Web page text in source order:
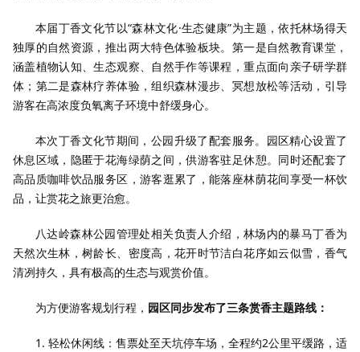
本届丁香文化节以“森林文化·生态健康”为主题，依托林场得天
独厚的自然资源，推出两大特色体验板块。第一是自然教育课堂，
涵盖植物认知、生态观察、自然手作等课程，重点面向亲子研学群
体；第二是森林疗养体验，组织森林漫步、冥想放松等活动，引导
游客在高浓度负氧离子环境中舒缓身心。
本次丁香文化节期间，公园升级了配套服务。园区精心设置了
休息区域，隐匿于花海绿荫之间，供游客驻足休憩。同时还配套了
高品质咖啡饮品服务区，游客逛累了，能落座林荫花间享受一杯饮
品，让赏花之旅更治愈。
八达岭森林公园管理处相关负责人介绍，林场内的暴马丁香为
天然次生林，树龄长、密度高，花开时节洁白花序如云似雪，香气
清冽持久，具有极高的生态与观赏价值。
为方便游客规划行程， 园区同步发布了三条赏香主题路线：
1. 轻松休闲线：售票处至天坑停车场，全程约2公里平缓路，适